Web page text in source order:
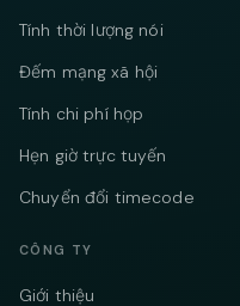
Tính thời lượng nói
Đếm mạng xã hội
Tính chi phí họp
Hẹn giờ trực tuyến
Chuyển đổi timecode
CÔNG TY
Giới thiệu